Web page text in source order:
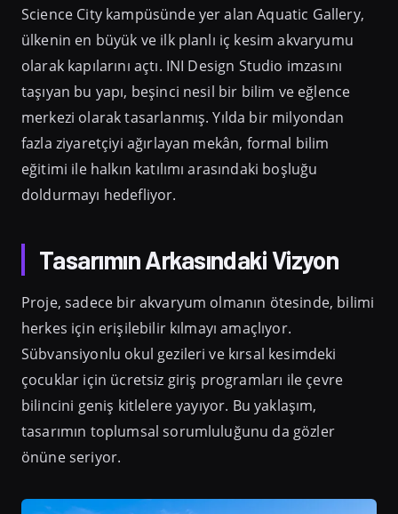
Science City kampüsünde yer alan Aquatic Gallery,
ülkenin en büyük ve ilk planlı iç kesim akvaryumu
olarak kapılarını açtı. INI Design Studio imzasını
taşıyan bu yapı, beşinci nesil bir bilim ve eğlence
merkezi olarak tasarlanmış. Yılda bir milyondan
fazla ziyaretçiyi ağırlayan mekân, formal bilim
eğitimi ile halkın katılımı arasındaki boşluğu
doldurmayı hedefliyor.
Tasarımın Arkasındaki Vizyon
Proje, sadece bir akvaryum olmanın ötesinde, bilimi
herkes için erişilebilir kılmayı amaçlıyor.
Sübvansiyonlu okul gezileri ve kırsal kesimdeki
çocuklar için ücretsiz giriş programları ile çevre
bilincini geniş kitlelere yayıyor. Bu yaklaşım,
tasarımın toplumsal sorumluluğunu da gözler
önüne seriyor.